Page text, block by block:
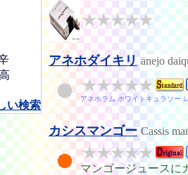
い検索
アネホダイキリ anejo
アネホラム ホワイトキュラソー
カシスマンゴー Cassis
マンゴージュースに